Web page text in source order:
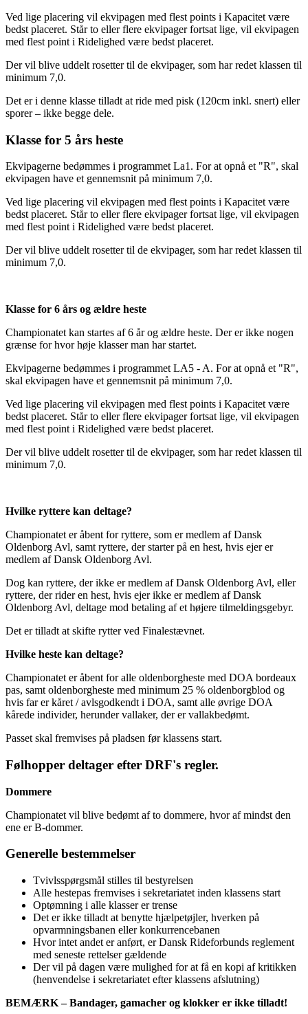
Ved lige placering vil ekvipagen med flest points i Kapacitet være
bedst placeret. Står to eller flere ekvipager fortsat lige, vil ekvipagen
med flest point i Ridelighed være bedst placeret.
Der vil blive uddelt rosetter til de ekvipager, som har redet klassen til
minimum 7,0.
Det er i denne klasse tilladt at ride med pisk (120cm inkl. snert) eller
sporer – ikke begge dele.
Klasse for 5 års heste
Ekvipagerne bedømmes i programmet La1. For at opnå et "R", skal
ekvipagen have et gennemsnit på minimum 7,0.
Ved lige placering vil ekvipagen med flest points i Kapacitet være
bedst placeret. Står to eller flere ekvipager fortsat lige, vil ekvipagen
med flest point i Ridelighed være bedst placeret.
Der vil blive uddelt rosetter til de ekvipager, som har redet klassen til
minimum 7,0.
Klasse for 6 års og ældre heste
Championatet kan startes af 6 år og ældre heste. Der er ikke nogen
grænse for hvor høje klasser man har startet.
Ekvipagerne bedømmes i programmet LA5 - A. For at opnå et "R",
skal ekvipagen have et gennemsnit på minimum 7,0.
Ved lige placering vil ekvipagen med flest points i Kapacitet være
bedst placeret. Står to eller flere ekvipager fortsat lige, vil ekvipagen
med flest point i Ridelighed være bedst placeret.
Der vil blive uddelt rosetter til de ekvipager, som har redet klassen til
minimum 7,0.
Hvilke ryttere kan deltage?
Championatet er åbent for ryttere, som er medlem af Dansk
Oldenborg Avl, samt ryttere, der starter på en hest, hvis ejer er
medlem af Dansk Oldenborg Avl.
Dog kan ryttere, der ikke er medlem af Dansk Oldenborg Avl, eller
ryttere, der rider en hest, hvis ejer ikke er medlem af Dansk
Oldenborg Avl, deltage mod betaling af et højere tilmeldingsgebyr.
Det er tilladt at skifte rytter ved Finalestævnet.
Hvilke heste kan deltage?
Championatet er åbent for alle oldenborgheste med DOA bordeaux
pas, samt oldenborgheste med minimum 25 % oldenborgblod og
hvis far er kåret / avlsgodkendt i DOA, samt alle øvrige DOA
kårede individer, herunder vallaker, der er vallakbedømt.
Passet skal fremvises på pladsen før klassens start.
Følhopper deltager efter DRF's regler.
Dommere
Championatet vil blive bedømt af to dommere, hvor af mindst den
ene er B-dommer.
Generelle bestemmelser
Tvivlsspørgsmål stilles til bestyrelsen
Alle hestepas fremvises i sekretariatet inden klassens start
Optømning i alle klasser er trense
Det er ikke tilladt at benytte hjælpetøjler, hverken på
opvarmningsbanen eller konkurrencebanen
Hvor intet andet er anført, er Dansk Rideforbunds reglement
med seneste rettelser gældende
Der vil på dagen være mulighed for at få en kopi af kritikken
(henvendelse i sekretariatet efter klassens afslutning)
BEMÆRK – Bandager, gamacher og klokker er ikke tilladt!